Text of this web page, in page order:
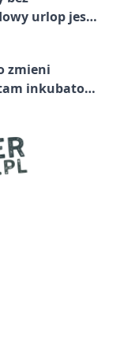
urlop jest
zmieni
inkubator